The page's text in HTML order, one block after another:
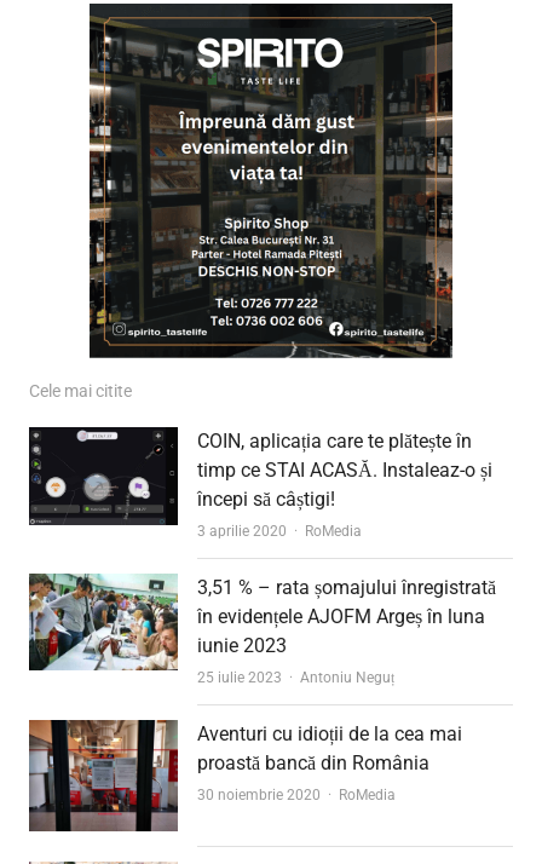
Cele mai citite
COIN, aplicația care te plătește în
timp ce STAI ACASĂ. Instaleaz-o și
începi să câștigi!
3 aprilie 2020 Author
RoMedia
3,51 % – rata șomajului înregistrată
în evidențele AJOFM Argeș în luna
iunie 2023
25 iulie 2023 Author
Antoniu Neguț
Aventuri cu idioții de la cea mai
proastă bancă din România
30 noiembrie 2020 Author
RoMedia